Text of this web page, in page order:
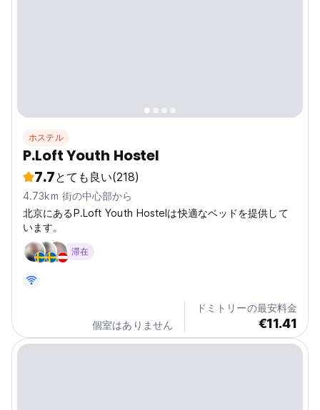
ホステル
P.Loft Youth Hostel
7.7とても良い(218)
4.73km 街の中心部から
北京にあるP.Loft Youth Hostelは快適なベッドを提供して
います。
滞在
個室はありません
ドミトリーの最安料金
€11.41